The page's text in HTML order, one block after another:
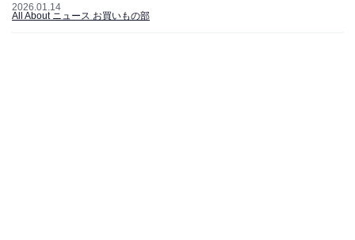
2026.01.14
All About ニュース お買いもの部